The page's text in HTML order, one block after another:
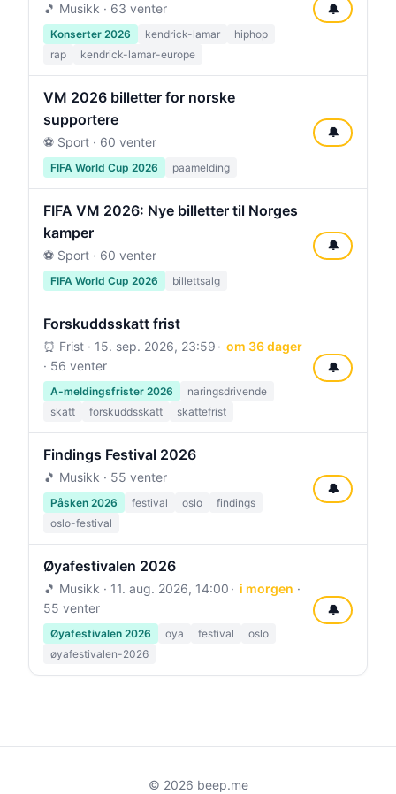
🎵 Musikk · 63 venter
Konserter 2026 kendrick-lamar
hiphop
rap
kendrick-lamar-europe
🔔
VM 2026 billetter for norske
supportere
⚽ Sport · 60 venter
FIFA World Cup 2026 paamelding
🔔
FIFA VM 2026: Nye billetter til Norges
kamper
⚽ Sport · 60 venter
FIFA World Cup 2026 billettsalg
🔔
Forskuddsskatt frist
⏰ Frist · 15. sep. 2026, 23:59
om 36 dager
· 56 venter
A-meldingsfrister 2026
naringsdrivende
skatt
forskuddsskatt skattefrist
🔔
Findings Festival 2026
🎵 Musikk · 55 venter
Påsken 2026 festival oslo
findings
oslo-festival
🔔
Øyafestivalen 2026
🎵 Musikk · 11. aug. 2026, 14:00 i morgen ·
55 venter
Øyafestivalen 2026 oya festival
oslo
øyafestivalen-2026
🔔
© 2026 beep.me